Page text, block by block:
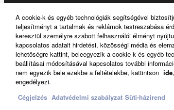
Magyarország - English
A cookie-k és egyéb technológiák segítségével
teljesítményt a tartalmak és reklámok testreszabása
keresztül személyre szabott felhasználói élményt
kapcsolatos adatait hirdetési, közösségi média és
lehetőségre kattint, beleegyezik a cookie-k és egyéb
beállításai módosításával kapcsolatos további
nem egyezik bele ezekbe a feltételekbe, kattintson ide
engedélyezi.
Cégjelzés Adatvédelmi szabályzat Süti-házirend